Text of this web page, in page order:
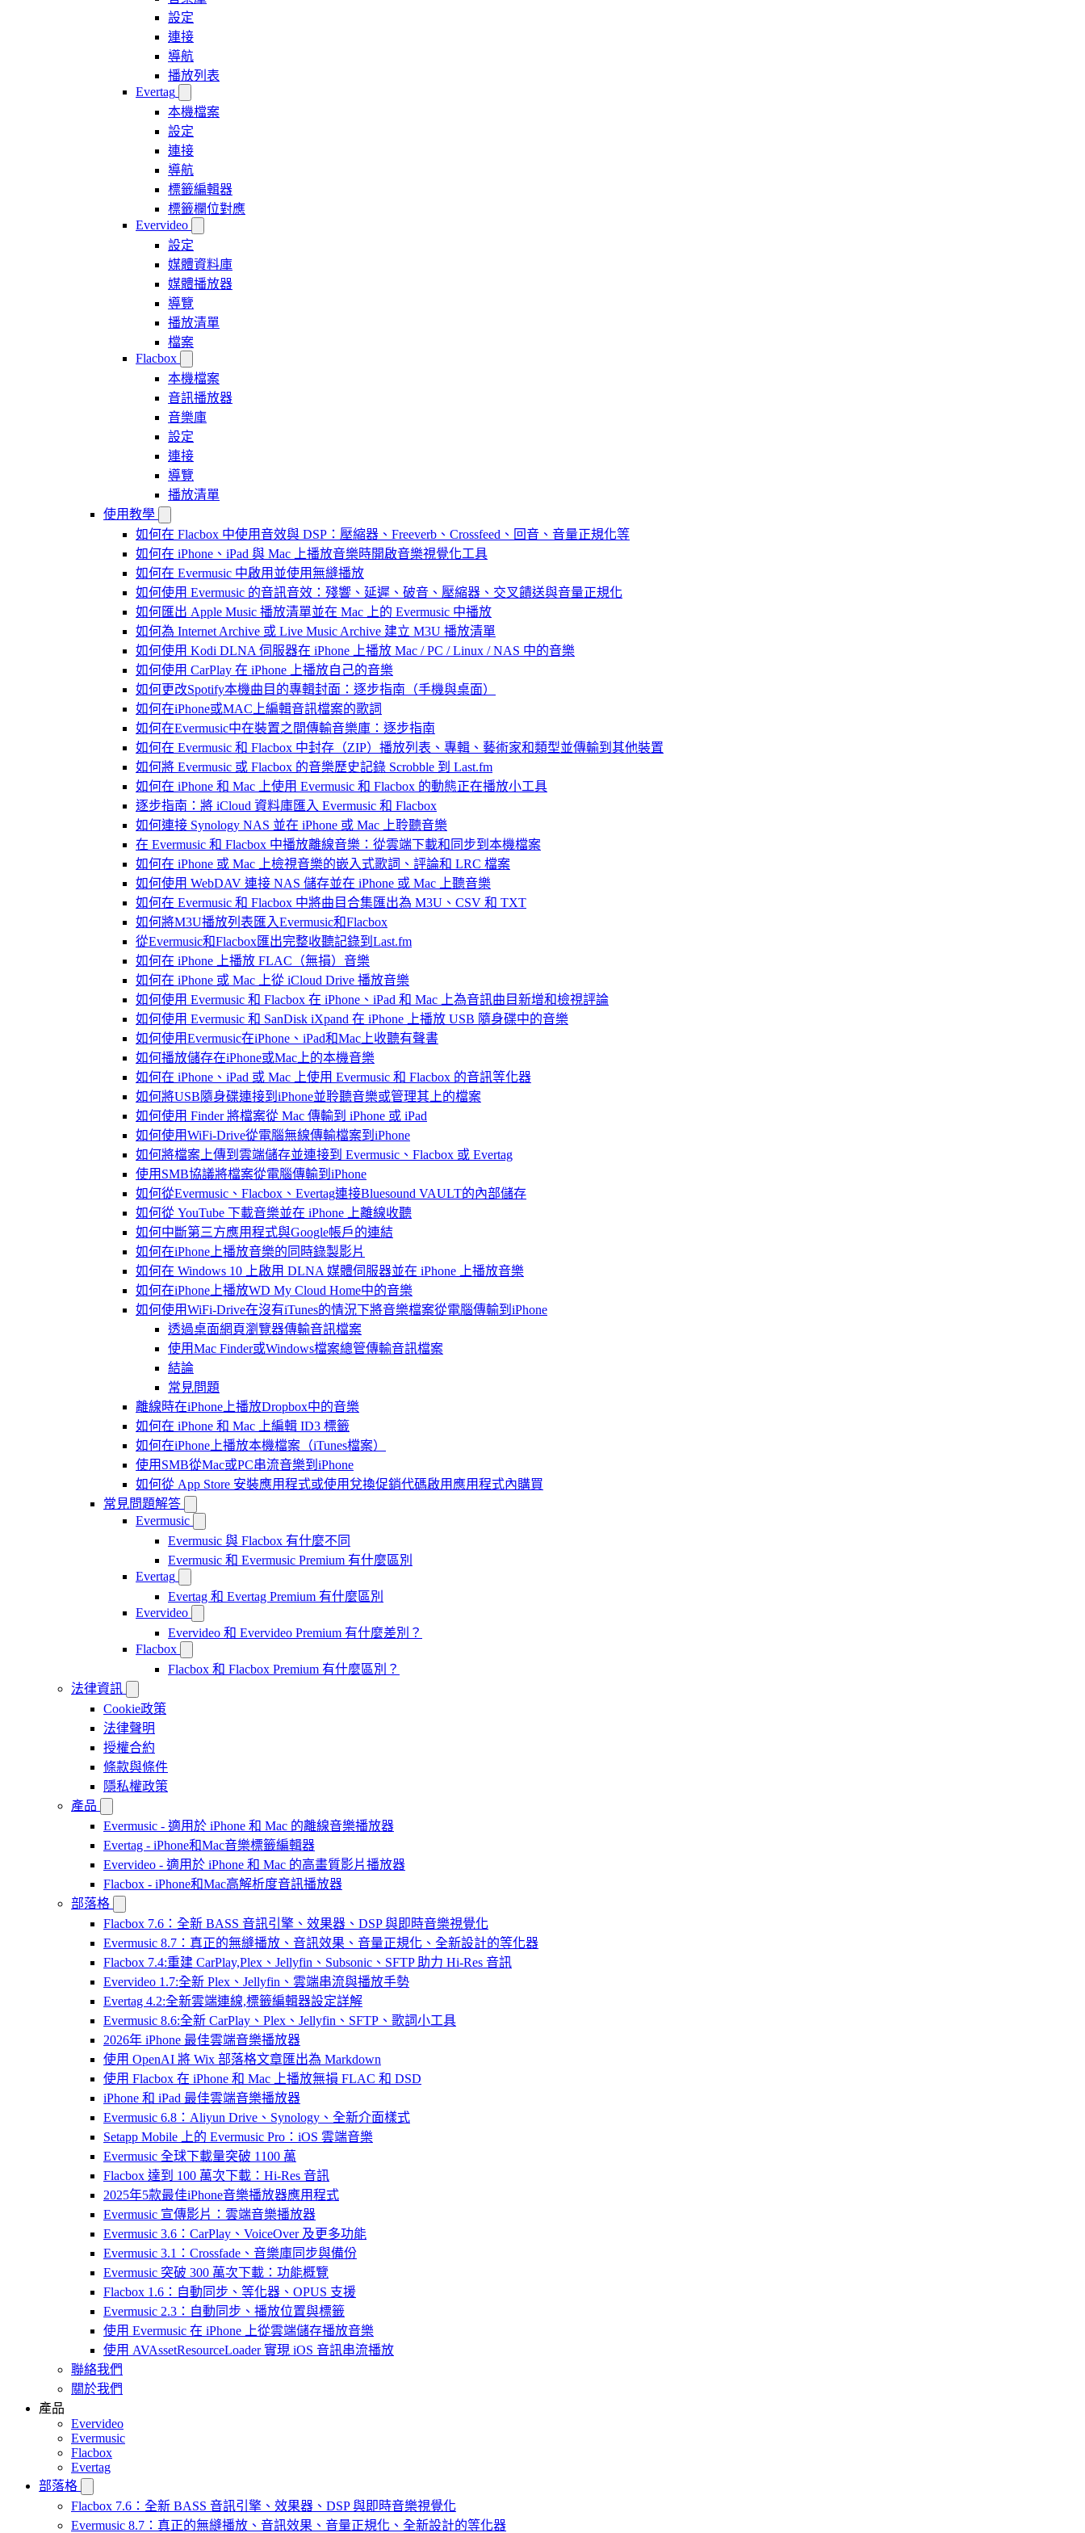
設定
連接
導航
播放列表
Evertag
本機檔案
設定
連接
導航
標籤編輯器
標籤欄位對應
Evervideo
設定
媒體資料庫
媒體播放器
導覽
播放清單
檔案
Flacbox
本機檔案
音訊播放器
音樂庫
設定
連接
導覽
播放清單
使用教學
如何在 Flacbox 中使用音效與 DSP：壓縮器、Freeverb、Crossfeed、回音、音量正規化等
如何在 iPhone、iPad 與 Mac 上播放音樂時開啟音樂視覺化工具
如何在 Evermusic 中啟用並使用無縫播放
如何使用 Evermusic 的音訊音效：殘響、延遲、破音、壓縮器、交叉饋送與音量正規化
如何匯出 Apple Music 播放清單並在 Mac 上的 Evermusic 中播放
如何為 Internet Archive 或 Live Music Archive 建立 M3U 播放清單
如何使用 Kodi DLNA 伺服器在 iPhone 上播放 Mac / PC / Linux / NAS 中的音樂
如何使用 CarPlay 在 iPhone 上播放自己的音樂
如何更改Spotify本機曲目的專輯封面：逐步指南（手機與桌面）
如何在iPhone或MAC上編輯音訊檔案的歌詞
如何在Evermusic中在裝置之間傳輸音樂庫：逐步指南
如何在 Evermusic 和 Flacbox 中封存（ZIP）播放列表、專輯、藝術家和類型並傳輸到其他裝置
如何將 Evermusic 或 Flacbox 的音樂歷史記錄 Scrobble 到 Last.fm
如何在 iPhone 和 Mac 上使用 Evermusic 和 Flacbox 的動態正在播放小工具
逐步指南：將 iCloud 資料庫匯入 Evermusic 和 Flacbox
如何連接 Synology NAS 並在 iPhone 或 Mac 上聆聽音樂
在 Evermusic 和 Flacbox 中播放離線音樂：從雲端下載和同步到本機檔案
如何在 iPhone 或 Mac 上檢視音樂的嵌入式歌詞、評論和 LRC 檔案
如何使用 WebDAV 連接 NAS 儲存並在 iPhone 或 Mac 上聽音樂
如何在 Evermusic 和 Flacbox 中將曲目合集匯出為 M3U、CSV 和 TXT
如何將M3U播放列表匯入Evermusic和Flacbox
從Evermusic和Flacbox匯出完整收聽記錄到Last.fm
如何在 iPhone 上播放 FLAC（無損）音樂
如何在 iPhone 或 Mac 上從 iCloud Drive 播放音樂
如何使用 Evermusic 和 Flacbox 在 iPhone、iPad 和 Mac 上為音訊曲目新增和檢視評論
如何使用 Evermusic 和 SanDisk iXpand 在 iPhone 上播放 USB 隨身碟中的音樂
如何使用Evermusic在iPhone、iPad和Mac上收聽有聲書
如何播放儲存在iPhone或Mac上的本機音樂
如何在 iPhone、iPad 或 Mac 上使用 Evermusic 和 Flacbox 的音訊等化器
如何將USB隨身碟連接到iPhone並聆聽音樂或管理其上的檔案
如何使用 Finder 將檔案從 Mac 傳輸到 iPhone 或 iPad
如何使用WiFi-Drive從電腦無線傳輸檔案到iPhone
如何將檔案上傳到雲端儲存並連接到 Evermusic、Flacbox 或 Evertag
使用SMB協議將檔案從電腦傳輸到iPhone
如何從Evermusic、Flacbox、Evertag連接Bluesound VAULT的內部儲存
如何從 YouTube 下載音樂並在 iPhone 上離線收聽
如何中斷第三方應用程式與Google帳戶的連結
如何在iPhone上播放音樂的同時錄製影片
如何在 Windows 10 上啟用 DLNA 媒體伺服器並在 iPhone 上播放音樂
如何在iPhone上播放WD My Cloud Home中的音樂
如何使用WiFi-Drive在沒有iTunes的情況下將音樂檔案從電腦傳輸到iPhone
透過桌面網頁瀏覽器傳輸音訊檔案
使用Mac Finder或Windows檔案總管傳輸音訊檔案
結論
常見問題
離線時在iPhone上播放Dropbox中的音樂
如何在 iPhone 和 Mac 上編輯 ID3 標籤
如何在iPhone上播放本機檔案（iTunes檔案）
使用SMB從Mac或PC串流音樂到iPhone
如何從 App Store 安裝應用程式或使用兌換促銷代碼啟用應用程式內購買
常見問題解答
Evermusic
Evermusic 與 Flacbox 有什麼不同
Evermusic 和 Evermusic Premium 有什麼區別
Evertag
Evertag 和 Evertag Premium 有什麼區別
Evervideo
Evervideo 和 Evervideo Premium 有什麼差別？
Flacbox
Flacbox 和 Flacbox Premium 有什麼區別？
法律資訊
Cookie政策
法律聲明
授權合約
條款與條件
隱私權政策
產品
Evermusic - 適用於 iPhone 和 Mac 的離線音樂播放器
Evertag - iPhone和Mac音樂標籤編輯器
Evervideo - 適用於 iPhone 和 Mac 的高畫質影片播放器
Flacbox - iPhone和Mac高解析度音訊播放器
部落格
Flacbox 7.6：全新 BASS 音訊引擎、效果器、DSP 與即時音樂視覺化
Evermusic 8.7：真正的無縫播放、音訊效果、音量正規化、全新設計的等化器
Flacbox 7.4:重建 CarPlay,Plex、Jellyfin、Subsonic、SFTP 助力 Hi-Res 音訊
Evervideo 1.7:全新 Plex、Jellyfin、雲端串流與播放手勢
Evertag 4.2:全新雲端連線,標籤編輯器設定詳解
Evermusic 8.6:全新 CarPlay、Plex、Jellyfin、SFTP、歌詞小工具
2026年 iPhone 最佳雲端音樂播放器
使用 OpenAI 將 Wix 部落格文章匯出為 Markdown
使用 Flacbox 在 iPhone 和 Mac 上播放無損 FLAC 和 DSD
iPhone 和 iPad 最佳雲端音樂播放器
Evermusic 6.8：Aliyun Drive、Synology、全新介面樣式
Setapp Mobile 上的 Evermusic Pro：iOS 雲端音樂
Evermusic 全球下載量突破 1100 萬
Flacbox 達到 100 萬次下載：Hi-Res 音訊
2025年5款最佳iPhone音樂播放器應用程式
Evermusic 宣傳影片：雲端音樂播放器
Evermusic 3.6：CarPlay、VoiceOver 及更多功能
Evermusic 3.1：Crossfade、音樂庫同步與備份
Evermusic 突破 300 萬次下載：功能概覽
Flacbox 1.6：自動同步、等化器、OPUS 支援
Evermusic 2.3：自動同步、播放位置與標籤
使用 Evermusic 在 iPhone 上從雲端儲存播放音樂
使用 AVAssetResourceLoader 實現 iOS 音訊串流播放
聯絡我們
關於我們
產品
Evervideo
Evermusic
Flacbox
Evertag
部落格
Flacbox 7.6：全新 BASS 音訊引擎、效果器、DSP 與即時音樂視覺化
Evermusic 8.7：真正的無縫播放、音訊效果、音量正規化、全新設計的等化器